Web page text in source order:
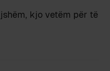
kjo vetëm për të